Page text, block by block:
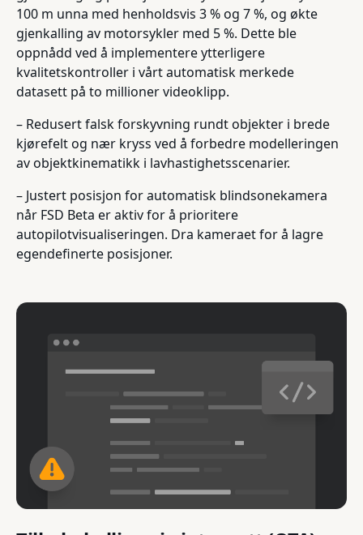
100 m unna med henholdsvis 3 % og 7 %, og økte
gjenkalling av motorsykler med 5 %. Dette ble
oppnådd ved å implementere ytterligere
kvalitetskontroller i vårt automatisk merkede
datasett på to millioner videoklipp.
– Redusert falsk forskyvning rundt objekter i brede
kjørefelt og nær kryss ved å forbedre modelleringen
av objektkinematikk i lavhastighetsscenarier.
– Justert posisjon for automatisk blindsonekamera
når FSD Beta er aktiv for å prioritere
autopilotvisualiseringen. Dra kameraet for å lagre
egendefinerte posisjoner.